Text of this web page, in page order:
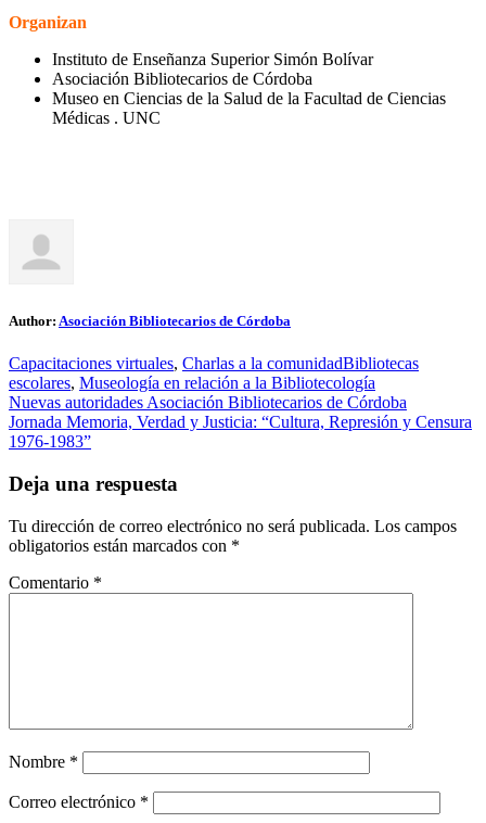
Organizan
Instituto de Enseñanza Superior Simón Bolívar
Asociación Bibliotecarios de Córdoba
Museo en Ciencias de la Salud de la Facultad de Ciencias
Médicas . UNC
Author: Asociación Bibliotecarios de Córdoba
Capacitaciones virtuales, Charlas a la comunidadBibliotecas
escolares, Museología en relación a la Bibliotecología
Navegación
de
Nuevas autoridades Asociación Bibliotecarios de Córdoba
Jornada Memoria, Verdad y Justicia: “Cultura, Represión y Censura
1976-1983”
Deja una respuesta
Tu dirección de correo electrónico no será publicada. Los campos
obligatorios están marcados con *
Comentario *
Nombre *
Correo electrónico *